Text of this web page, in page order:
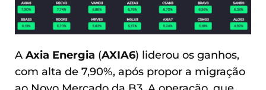
A Axia Energia (AXIA6) liderou os ganhos,
com alta de 7,90%, após propor a migração